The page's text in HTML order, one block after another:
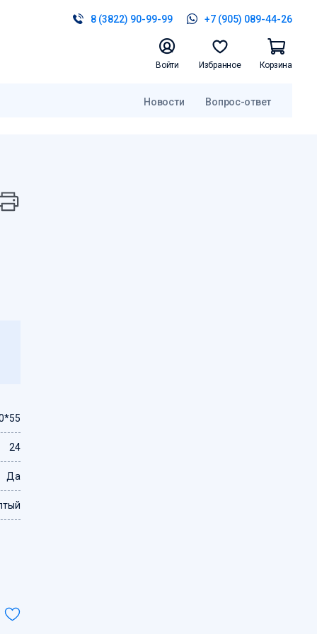
8 (3822) 90-99-99 +7 (905) 089-44-26
Войти Избранное Корзина
Новости Вопрос-ответ
24
Да